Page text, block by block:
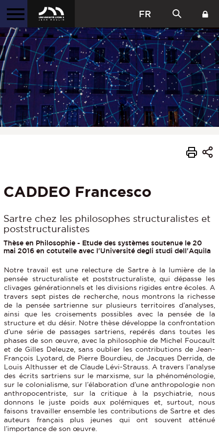
FR
CADDEO Francesco
Sartre chez les philosophes structuralistes et
poststructuralistes
Thèse en Philosophie - Etude des systèmes soutenue le 20
mai 2016 en cotutelle avec l'Université degli studi dell'Aquila
Notre travail est une relecture de Sartre à la lumière de la
pensée structuraliste et poststructuraliste, qui dépasse les
clivages générationnels et les divisions rigides entre écoles. A
travers sept pistes de recherche, nous montrons la richesse
de la pensée sartrienne sur plusieurs territoires d’analyses,
ainsi que les croisements possibles avec la pensée de la
structure et du désir. Notre thèse développe la confrontation
d’une série de passages sartriens, repérés dans toutes les
phases de son œuvre, avec la philosophie de Michel Foucault
et de Gilles Deleuze, sans oublier les contributions de Jean-
François Lyotard, de Pierre Bourdieu, de Jacques Derrida, de
Louis Althusser et de Claude Lévi-Strauss. A travers l’analyse
des écrits sartriens sur le marxisme, sur la phénoménologie,
sur le colonialisme, sur l’élaboration d’une anthropologie non
anthropocentriste, sur la critique à la psychiatrie, nous
donnons le juste poids aux polémiques et, surtout, nous
faisons travailler ensemble les contributions de Sartre et des
auteurs français plus jeunes qui ont souvent atténué
l’importance de son œuvre.